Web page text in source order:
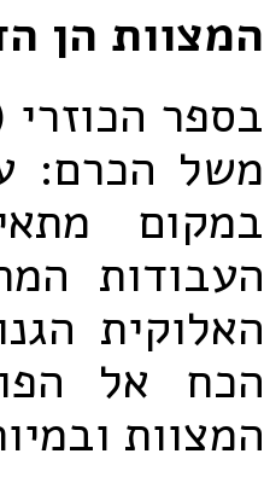
המצוות הן
בספר
משל הכרם:
במקום
העבודות
האלוקית
הכח אל
המצוות